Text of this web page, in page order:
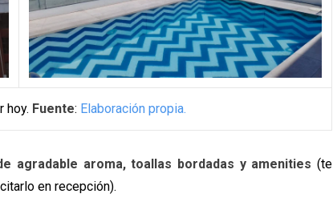
hoy. Fuente: Elaboración propia.
agradable aroma, toallas bordadas y amenities (te
en recepción).